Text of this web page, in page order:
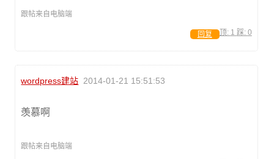
跟帖来自电脑端
顶: 1 踩: 0
回复
wordpress建站 2014-01-21 15:51:53
羡慕啊
跟帖来自电脑端